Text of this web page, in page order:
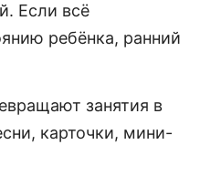
Если всё
ребёнка, ранний
занятия в
карточки, мини-